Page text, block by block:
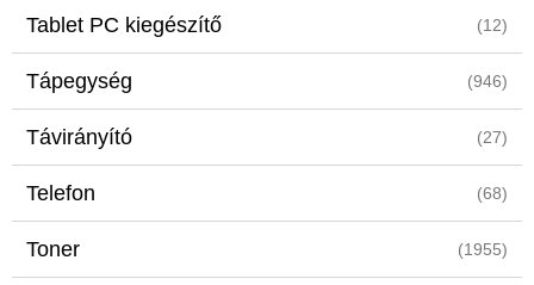
Tablet PC kiegészítő (12)
Tápegység (946)
Távirányító (27)
Telefon (68)
Toner (1955)